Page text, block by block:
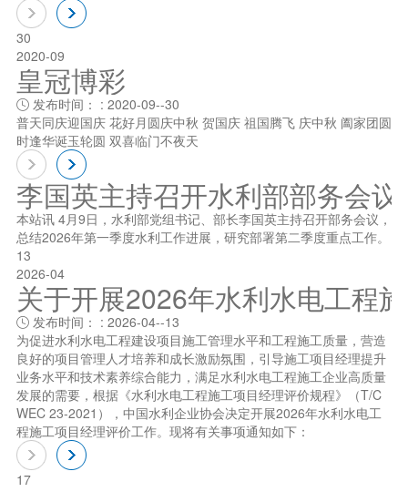
30
2020-09
皇冠博彩
发布时间： : 2020-09--30
普天同庆迎国庆 花好月圆庆中秋 贺国庆 祖国腾飞 庆中秋 阖家团圆
时逢华诞玉轮圆 双喜临门不夜天
李国英主持召开水利部部务会议
本站讯 4月9日，水利部党组书记、部长李国英主持召开部务会议，
总结2026年第一季度水利工作进展，研究部署第二季度重点工作。
13
2026-04
关于开展2026年水利水电工程
发布时间： : 2026-04--13
为促进水利水电工程建设项目施工管理水平和工程施工质量，营造
良好的项目管理人才培养和成长激励氛围，引导施工项目经理提升
业务水平和技术素养综合能力，满足水利水电工程施工企业高质量
发展的需要，根据《水利水电工程施工项目经理评价规程》（T/C
WEC 23-2021），中国水利企业协会决定开展2026年水利水电工
程施工项目经理评价工作。现将有关事项通知如下：
17